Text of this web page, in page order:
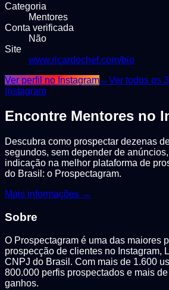
Categoria
Mentores
Conta verificada
Não
Site
www.ricardochef.com/bio
Ver perfil no Instagram←Ver todos os
Instagram
Encontre Mentores no
Descubra como prospectar dezenas
segundos, sem depender de
indicação na melhor plataforma de
do Brasil: o Prospectagram.
Mais informações →
Sobre
O Prospectagram é uma das maiores
prospecção de clientes no Instagram,
CNPJ do Brasil. Com mais de 1.600
800.000 perfis prospectados e mais
ganhos.